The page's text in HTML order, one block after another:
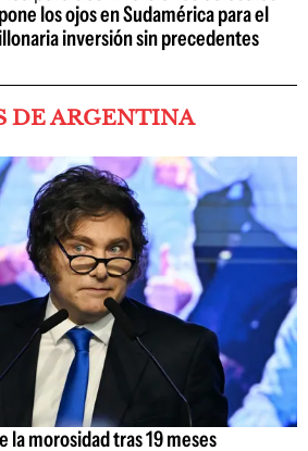
los ojos en Sudamérica para el
inversión sin precedentes
DE ARGENTINA
la morosidad tras 19 meses